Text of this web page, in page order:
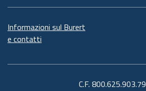
Informazioni sul Burert
e contatti
C.F. 800.625.903.79